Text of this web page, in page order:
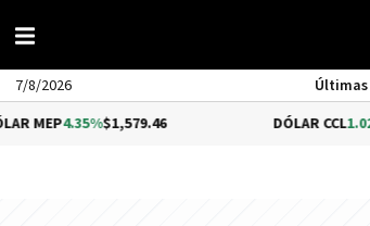
7/8/2026
$1,579.46 1.02%